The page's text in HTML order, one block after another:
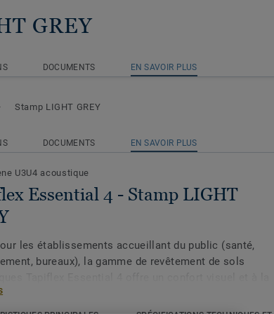
GREY
DOCUMENTS EN SAVOIR PLUS
Stamp LIGHT GREY
DOCUMENTS EN SAVOIR PLUS
U3U4 acoustique
Essential 4 - Stamp LIGHT
les établissements accueillant du public (santé,
bureaux), la gamme de revêtement de sols
Sa couche d'usure est renforcée par un
en polyuréthane. 100 % recyclable, le PVC acoustique